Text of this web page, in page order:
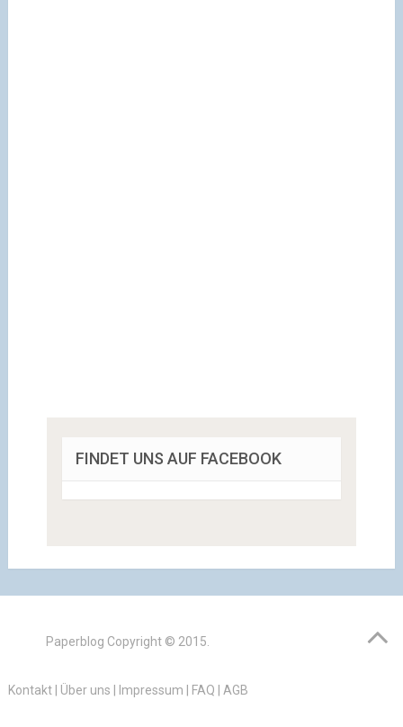
FINDET UNS AUF FACEBOOK
Paperblog Copyright © 2015.
Kontakt| Über uns Impressum FAQ AGB